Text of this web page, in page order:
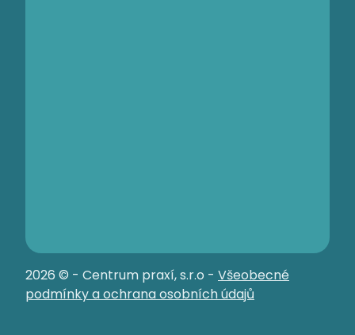
2026 © - Centrum praxí, s.r.o - Všeobecné
podmínky a ochrana osobních údajů